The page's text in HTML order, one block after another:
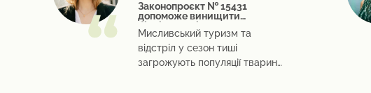
Законопроєкт № 15431
допоможе винищити
біорізноманіття
Мисливський туризм та
відстріл у сезон тиші
загрожують популяції тварин